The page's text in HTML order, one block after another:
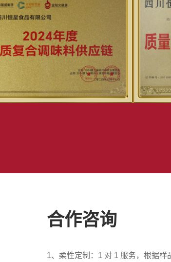
合作咨询
1、柔性定制：1 对 1 服务，根据样